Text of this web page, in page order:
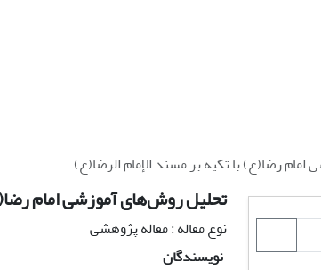
رضا(ع) با تکیه بر مسند الإمام الرضا(ع)
تحلیل روش‌های آموزشی امام
نوع مقاله : مقاله پژوهشی
نویسندگان